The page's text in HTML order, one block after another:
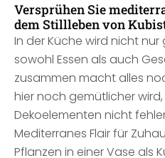
Versprühen Sie
dem Stillleben von
In der Küche wird nicht
sowohl Essen als auch
zusammen macht alles
hier noch gemütlicher
Dekoelementen nicht
Mediterranes Flair für
Pflanzen in einer Vase als